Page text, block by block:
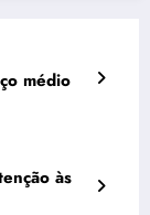
médio
às